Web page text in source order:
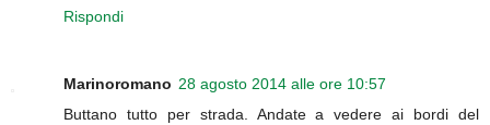
Rispondi
Marinoromano 28 agosto 2014 alle ore 10:57
Buttano tutto per strada. Andate a vedere ai bordi del